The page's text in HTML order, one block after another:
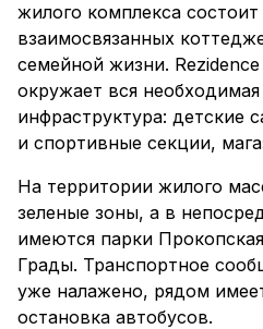
жилого комплекса
взаимосвязанных
семейной жизни.
окружает вся
инфраструктура: детские
и спортивные секции,
На территории жилого
зеленые зоны, а в
имеются парки
Грады. Транспортное
уже налажено, рядом
остановка автобусов.